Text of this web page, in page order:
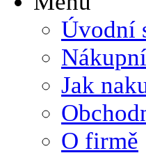
Úvodní
Jak
O firmě